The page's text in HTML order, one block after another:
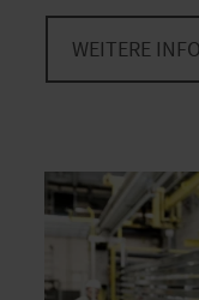
WEITERE